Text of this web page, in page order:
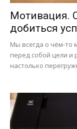
Мотивация.
добиться
Мы всегда о чём-то
перед собой цели и
настолько